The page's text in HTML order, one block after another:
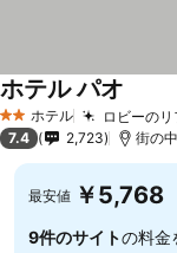
2 ホテルのランク
ホテル ロビーの
ホテル パオ
7.4 2,723 街の
最安値 ￥5,768
9件のサイトの料金